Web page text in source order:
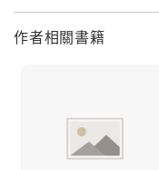
作者相關書籍